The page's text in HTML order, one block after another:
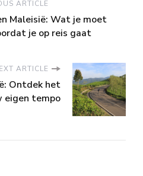
ARTICLE
Maleisië: Wat je moet
je op reis gaat
ARTICLE
Ontdek het
eigen tempo